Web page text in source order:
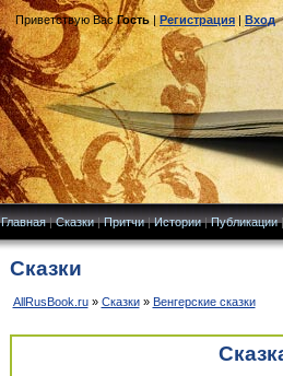
Приветствую Вас Гость|Регистрация|Вход
Главная|Сказки|Притчи|Истории|Публикации
Сказки
AllRusBook.ru» Сказки» Венгерские сказки